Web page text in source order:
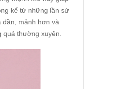
kể từ những lần sử
dần, mảnh hơn và
thường xuyên.